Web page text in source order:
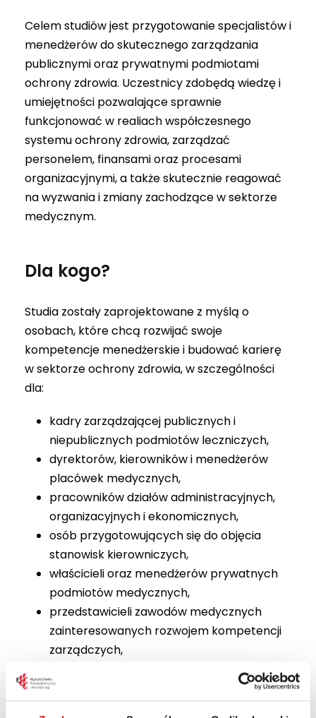
Celem studiów jest przygotowanie specjalistów i
menedżerów do skutecznego zarządzania
publicznymi oraz prywatnymi podmiotami
ochrony zdrowia. Uczestnicy zdobędą wiedzę i
umiejętności pozwalające sprawnie
funkcjonować w realiach współczesnego
systemu ochrony zdrowia, zarządzać
personelem, finansami oraz procesami
organizacyjnymi, a także skutecznie reagować
na wyzwania i zmiany zachodzące w sektorze
medycznym.
Dla kogo?
Studia zostały zaprojektowane z myślą o
osobach, które chcą rozwijać swoje
kompetencje menedżerskie i budować karierę
w sektorze ochrony zdrowia, w szczególności
dla:
kadry zarządzającej publicznych i
niepublicznych podmiotów leczniczych,
dyrektorów, kierowników i menedżerów
placówek medycznych,
pracowników działów administracyjnych,
organizacyjnych i ekonomicznych,
osób przygotowujących się do objęcia
stanowisk kierowniczych,
właścicieli oraz menedżerów prywatnych
podmiotów medycznych,
przedstawicieli zawodów medycznych
zainteresowanych rozwojem kompetencji
zarządczych,
rozumieć mechanizmy funkcjonowania